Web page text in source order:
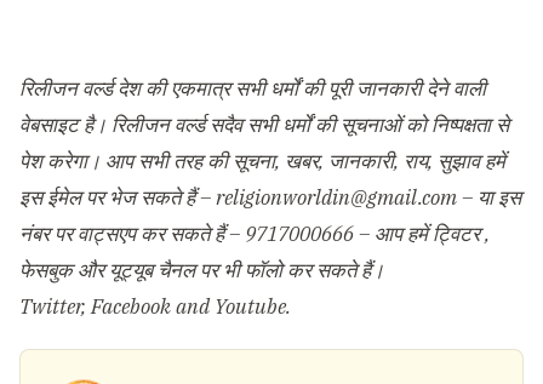
रिलीजन वर्ल्ड देश की एकमात्र सभी धर्मों की पूरी जानकारी देने वाली
वेबसाइट है। रिलीजन वर्ल्ड सदैव सभी धर्मों की सूचनाओं को निष्पक्षता से
पेश करेगा। आप सभी तरह की सूचना, खबर, जानकारी, राय, सुझाव हमें
इस ईमेल पर भेज सकते हैं –religionworldin@gmail.com– या इस
नंबर पर वाट्सएप कर सकते हैं – 9717000666 – आप हमें ट्विटर ,
फेसबुक और यूट्यूब चैनल पर भी फॉलो कर सकते हैं।
Twitter,FacebookandYoutube.